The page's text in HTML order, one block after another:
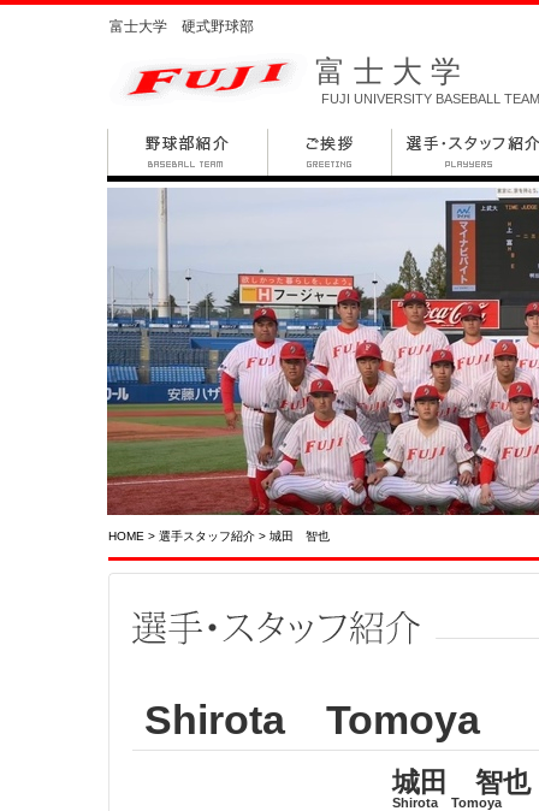
富士大学 硬式野球部
富士大学
FUJI UNIVERSITY BASEBALL TEAM
HOME > 選手スタッフ紹介 > 城田 智也
Shirota Tomoya
城田 智也
Shirota Tomoya